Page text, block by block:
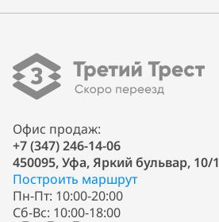
Офис продаж:
+7 (347) 246-14-06
450095, Уфа, Яркий бульвар, 10/1
Построить маршрут
Пн-Пт: 10:00-20:00
Сб-Вс: 10:00-18:00